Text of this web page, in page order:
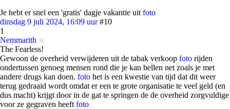
Je hebt er snel een 'gratis' dagje vakantie uit foto
dinsdag 9 juli 2024, 16:09 uur #10
1
Nemmarith
The Fearless!
Gewoon de overheid verwijderen uit de tabak verkoop foto rijden
ondertussen genoeg mensen rond die je kan bellen net zoals je met
andere drugs kan doen. foto het is een kwestie van tijd dat dit weer
terug gedraaid wordt omdat er een te grote organisatie te veel geld (en
dus macht) krijgt door in de gat te springen de de overheid zorgvuldige
voor ze gegraven heeft foto